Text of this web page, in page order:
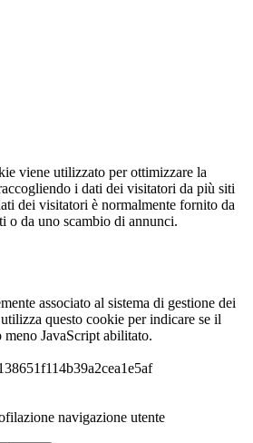
viene utilizzato per ottimizzare la
i dati dei visitatori da più siti
dei visitatori è normalmente fornito da
o da uno scambio di annunci.
associato al sistema di gestione dei
questo cookie per indicare se il
JavaScript abilitato.
navigazione utente